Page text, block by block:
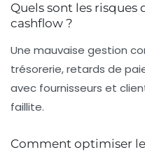
Quels sont les risques
cashflow ?
Une mauvaise gestion
trésorerie, retards de
avec fournisseurs et
faillite.
Comment optimiser